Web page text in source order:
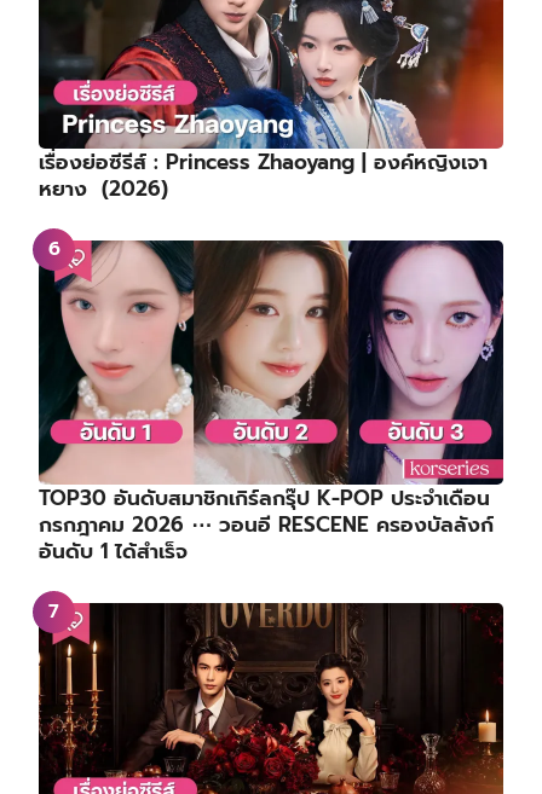
เรื่องย่อซีรีส์ : Princess Zhaoyang | องค์หญิงเจา
หยาง (2026)
TOP30 อันดับสมาชิกเกิร์ลกรุ๊ป K-POP ประจำเดือน
กรกฎาคม 2026 ⋯ วอนอี RESCENE ครองบัลลังก์
อันดับ 1 ได้สำเร็จ